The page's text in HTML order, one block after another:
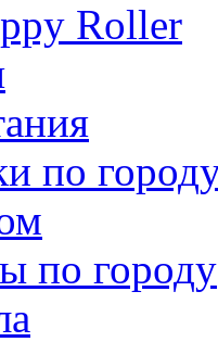
Roller
по
по городу